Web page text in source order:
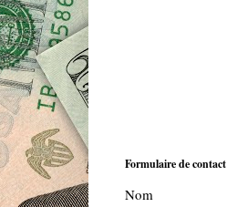
Formulaire de contact
Nom